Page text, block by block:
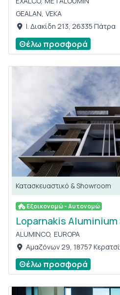
GEALAN, VEKA
Ι. Διακίδη 213, 26335 Πάτρα
Θέλω προσφορά
Κατασκευαστικό & Showroom
Εξοικονομώ - Αυτονομώ
Loparnakis
ALUMINCO, EUROPA
Αμαζόνων 29, 18757
Θέλω προσφορά